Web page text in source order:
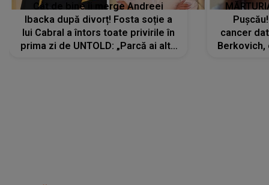
Cât de bine îi merge Andreei
Ibacka după divorț! Fosta soție a
lui Cabral a întors toate privirile în
prima zi de UNTOLD: „Parcă ai altă
cancer